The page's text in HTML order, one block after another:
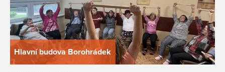
Hlavní budova Borohrádek